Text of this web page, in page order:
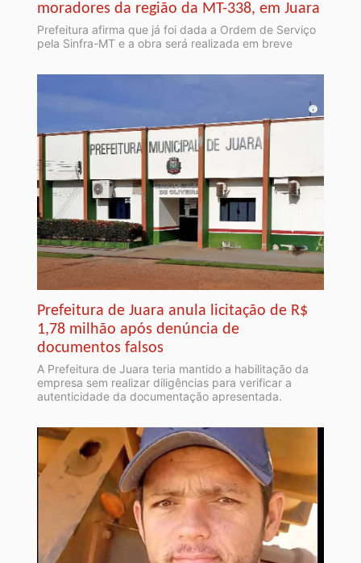
moradores da região da MT-338, em Juara
Prefeitura afirma que já foi dada a Ordem de Serviço
pela Sinfra-MT e a obra será realizada em breve
Prefeitura de Juara anula licitação de R$
1,78 milhão após denúncia de
documentos falsos
A Prefeitura de Juara teria mantido a habilitação da
empresa sem realizar diligências para verificar a
autenticidade da documentação apresentada.